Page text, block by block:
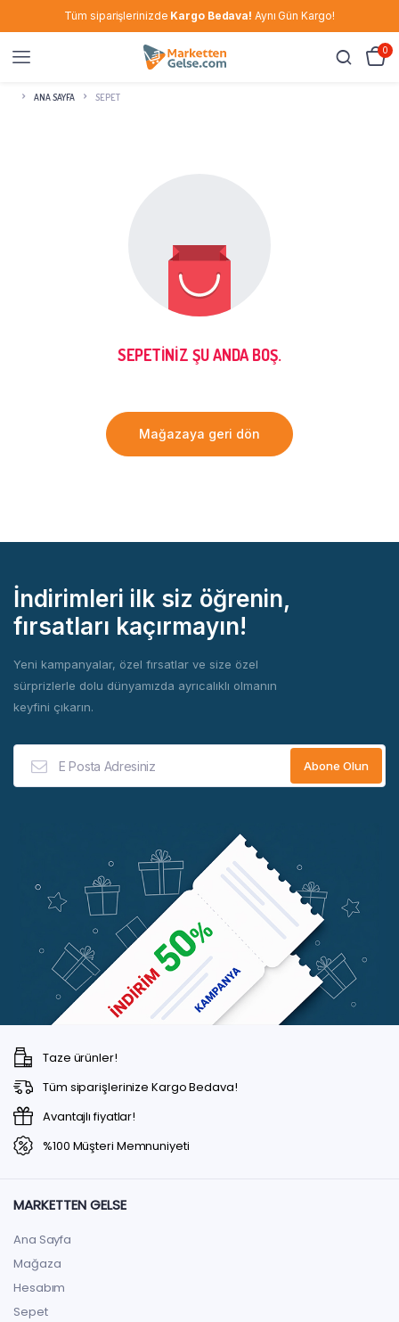
Tüm siparişlerinizde Kargo Bedava! Aynı Gün Kargo!
0
ANA SAYFA SEPET
SEPETINIZ ŞU ANDA BOŞ.
Mağazaya geri dön
İndirimleri ilk siz öğrenin,
fırsatları kaçırmayın!
Yeni kampanyalar, özel fırsatlar ve size özel
sürprizlerle dolu dünyamızda ayrıcalıklı olmanın
keyfini çıkarın.
Taze ürünler!
Tüm siparişlerinize Kargo Bedava!
Avantajlı fiyatlar!
%100 Müşteri Memnuniyeti
MARKETTEN GELSE
Ana Sayfa
Mağaza
Hesabım
Sepet